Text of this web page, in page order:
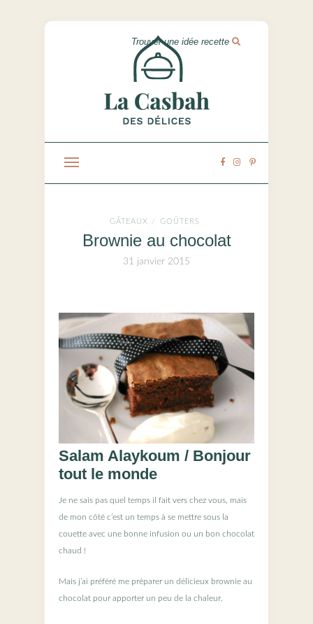
GÂTEAUX / GOÛTERS
Brownie au chocolat
31 janvier 2015
Salam Alaykoum / Bonjour
tout le monde
Je ne sais pas quel temps il fait vers chez vous, mais
de mon côté c’est un temps à se mettre sous la
couette avec une bonne infusion ou un bon chocolat
chaud !
Mais j’ai préféré me préparer un délicieux brownie au
chocolat pour apporter un peu de la chaleur.